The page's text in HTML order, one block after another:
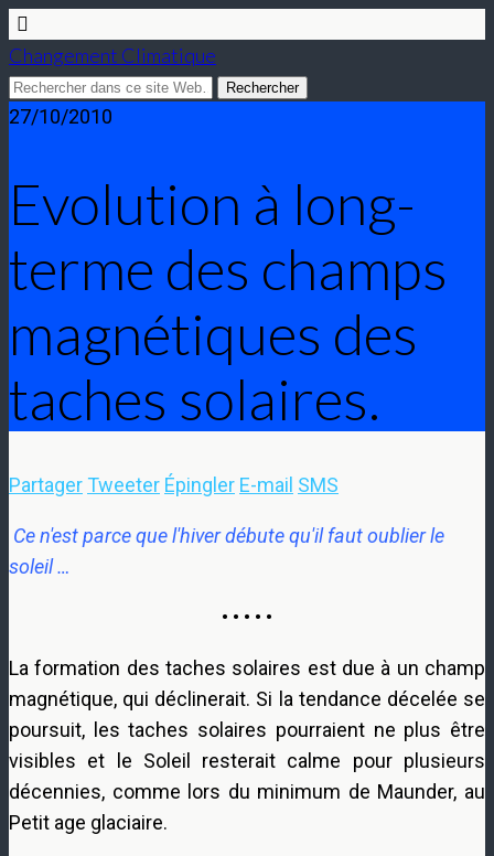
Changement Climatique
27/10/2010
Evolution à long-
terme des champs
magnétiques des
taches solaires.
Partager Tweeter Épingler E-mail SMS
Ce n'est parce que l'hiver débute qu'il faut oublier le
soleil …
• • • • •
La formation des taches solaires est due à un champ
magnétique, qui déclinerait. Si la tendance décelée se
poursuit, les taches solaires pourraient ne plus être
visibles et le Soleil resterait calme pour plusieurs
décennies, comme lors du minimum de Maunder, au
Petit age glaciaire.